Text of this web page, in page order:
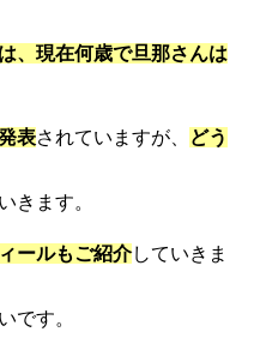
、現在何歳で旦那さんは
表されていますが、
どう
きます。
ールもご紹介していきま
です。